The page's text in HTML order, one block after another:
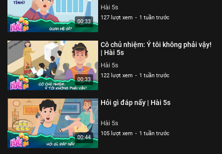
00:33
Hài 5s
127 lượt xem - 1 tuần trước
00:33
Cô chủ nhiệm: Ý tôi không phải vậy!
| Hài 5s
Hài 5s
122 lượt xem - 1 tuần trước
00:44
Hỏi gì đáp nấy | Hài 5s
Hài 5s
105 lượt xem - 1 tuần trước